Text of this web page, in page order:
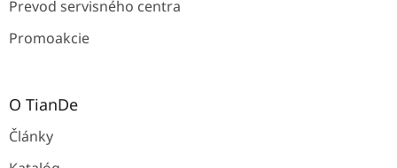
Prevod servisného centra
Promoakcie
O TianDe
Články